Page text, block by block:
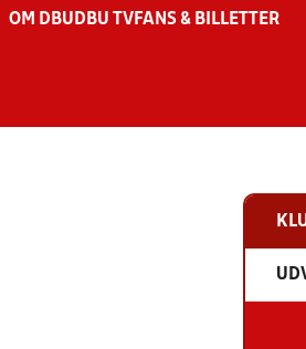
OM DBU DBU TV FANS & BILLETTER